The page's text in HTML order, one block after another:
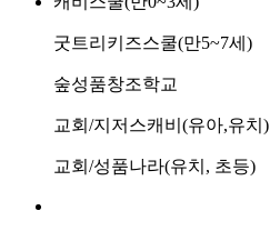
굿트리키즈스쿨(만5~7세)
숲성품창조학교
교회/지저스캐비(유아,유치)
교회/성품나라(유치, 초등)